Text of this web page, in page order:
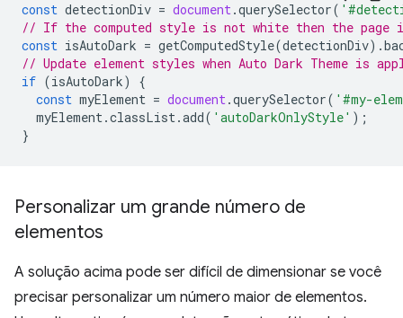
const detectionDiv = document.querySelector(
// If the computed style is not white then the page
const isAutoDark = getComputedStyle(detectionDiv).
// Update element styles when Auto Dark Theme is
if (isAutoDark)
{
const myElement = document.querySelector( '#my-
myElement.classList.add( 'autoDarkOnlyStyle' );
}
Personalizar um grande número de
elementos
A solução acima pode ser difícil de dimensionar se você
precisar personalizar um número maior de elementos.